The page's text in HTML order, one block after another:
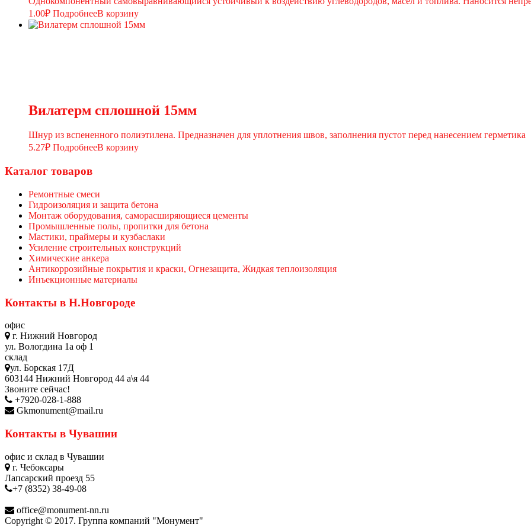
1.00₽ ПодробнееВ корзину
Вилатерм сплошной 15мм
Шнур из вспененного полиэтилена. Предназначен для уплотнения швов, заполнения пустот перед нанесением герметика
5.27₽ ПодробнееВ корзину
Каталог товаров
Ремонтные смеси
Гидроизоляция и защита бетона
Монтаж оборудования, саморасширяющиеся цементы
Промышленные полы, пропитки для бетона
Мастики, праймеры и кузбаслаки
Усиление строительных конструкций
Химические анкера
Антикоррозийные покрытия и краски, Огнезащита, Жидкая теплоизоляция
Инъекционные материалы
Контакты в Н.Новгороде
офис
г. Нижний Новгород
ул. Вологдина 1а оф 1
склад
ул. Борская 17Д
603144 Нижний Новгород 44 а\я 44
Звоните сейчас!
+7920-028-1-888
Gkmonument@mail.ru
Контакты в Чувашии
офис и склад в Чувашии
г. Чебоксары
Лапсарский проезд 55
+7 (8352) 38-49-08
office@monument-nn.ru
Copyright © 2017. Группа компаний "Монумент"